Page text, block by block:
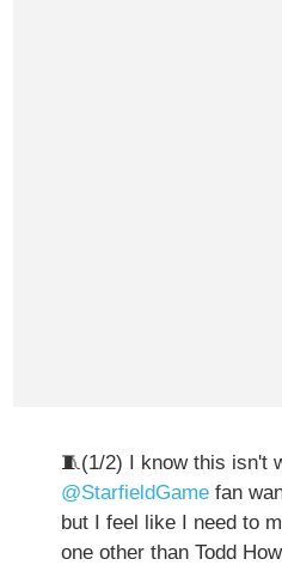
🧵(1/2) I know this isn't
@StarfieldGame fan
but I feel like I need to
one other than Todd